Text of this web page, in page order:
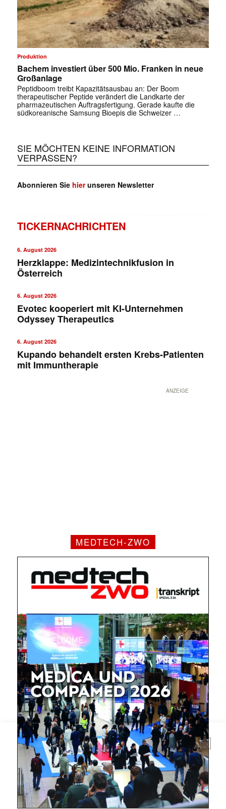
Mit dem |transkript-Newsletter
jede Woche aktuell informiert.
✕
E-
Mail
(erforderlich)
Produktion
Bachem investiert über 500 Mio. Franken in neue
Großanlage
Peptidboom treibt Kapazitätsausbau an: Der Boom
therapeutischer Peptide verändert die Landkarte der
pharmazeutischen Auftragsfertigung. Gerade kaufte die
südkoreanische Samsung Bioepis die Schweizer …
SIE MÖCHTEN KEINE INFORMATION
VERPASSEN?
Abonnieren Sie hierunseren Newsletter
TICKERNACHRICHTEN
6. August 2026
Herzklappe: Medizintechnikfusion in
Österreich
6. August 2026
Evotec kooperiert mit KI-Unternehmen
Odyssey Therapeutics
6. August 2026
Kupando behandelt ersten Krebs-Patienten
mit Immuntherapie
ANZEIGE
MEDTECH-ZWO